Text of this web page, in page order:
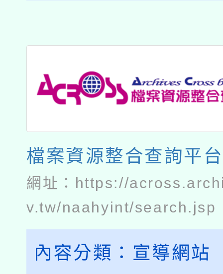
檔案資源整合查詢平台
網址： https://
v.tw/naahyint/search.jsp
內容分類： 宣導網站